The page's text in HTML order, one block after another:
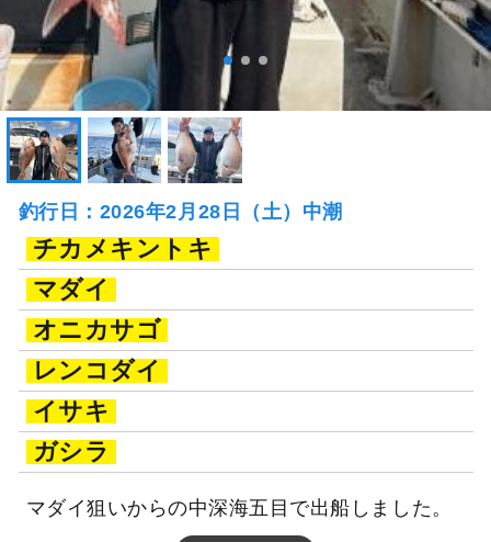
釣行日：2026年2月28日（土）中潮
チカメキントキ
マダイ
オニカサゴ
レンコダイ
イサキ
ガシラ
マダイ狙いからの中深海五目で出船しました。